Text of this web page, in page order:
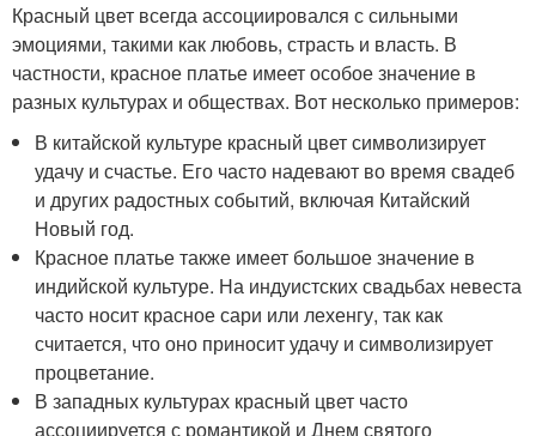
Красный цвет всегда ассоциировался с сильными
эмоциями, такими как любовь, страсть и власть. В
частности, красное платье имеет особое значение в
разных культурах и обществах. Вот несколько примеров:
В китайской культуре красный цвет символизирует
удачу и счастье. Его часто надевают во время свадеб
и других радостных событий, включая Китайский
Новый год.
Красное платье также имеет большое значение в
индийской культуре. На индуистских свадьбах невеста
часто носит красное сари или лехенгу, так как
считается, что оно приносит удачу и символизирует
процветание.
В западных культурах красный цвет часто
ассоциируется с романтикой и Днем святого